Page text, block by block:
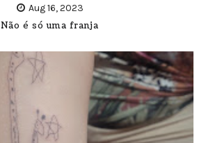
Aug 16, 2023
Não é só uma franja